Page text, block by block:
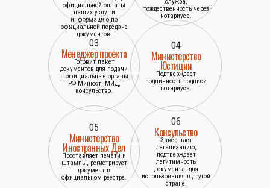
официальной оплаты
наших услуг и
информацию по
официальной передаче
документов.
тождественность через
нотариуса.
03
Менеджер проекта
Готовит пакет
документов для подачи
в официальные органы
РФ Минюст, МИД,
консульство.
04
Министерство
Юстиции
Подтверждает
подлинность подписи
нотариуса.
05
Министерство
Иностранных Дел
Проставляет печати и
штампы, регистрирует
документ в
официальном реестре.
06
Консульство
Завершает
легализацию,
подтверждает
легитимность
документа, для
использования в другой
стране.